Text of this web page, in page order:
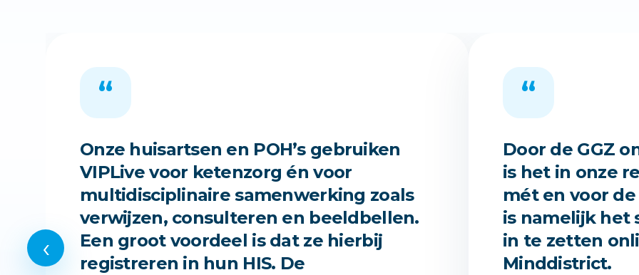
‹
“
Onze huisartsen en POH’s gebruiken
VIPLive voor ketenzorg én voor
multidisciplinaire samenwerking zoals
verwijzen, consulteren en beeldbellen.
Een groot voordeel is dat ze hierbij
registreren in hun HIS. De
“
Door de GGZ
is het in onze
mét en voor
is namelijk het
in te zetten
Minddistrict.